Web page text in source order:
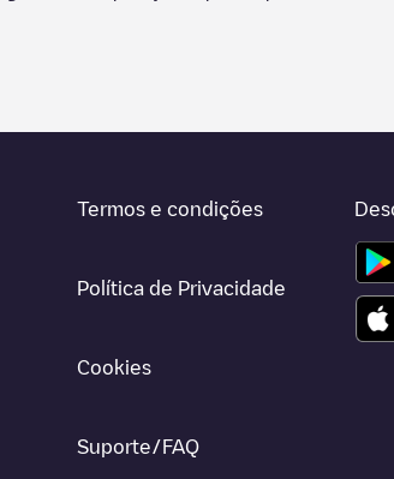
Termos e condições
Política de Privacidade
Cookies
Suporte/FAQ